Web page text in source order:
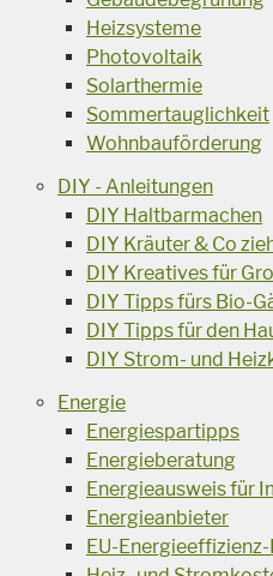
Heizsysteme
Photovoltaik
Solarthermie
Sommertauglichkeit
Wohnbauförderung
DIY - Anleitungen
DIY Haltbarmachen
DIY Kräuter & Co
DIY Kreatives für
DIY Tipps fürs Bio-
DIY Tipps für den
DIY Strom- und
Energie
Energiespartipps
Energieberatung
Energieausweis für
Energieanbieter
EU-